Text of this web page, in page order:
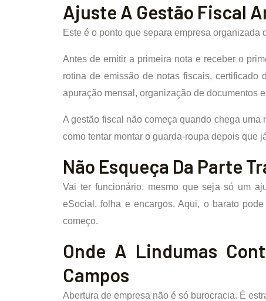
Ajuste A Gestão Fiscal
Este é o ponto que separa empresa organizada
Antes de emitir a primeira nota e receber o
rotina de emissão de notas fiscais, certificado
apuração mensal, organização de documentos
A gestão fiscal não começa quando chega
como tentar montar o guarda-roupa depois que
Não Esqueça Da Parte
Vai ter funcionário, mesmo que seja só um
eSocial, folha e encargos. Aqui, o barato
começo.
Onde A Lindumas
Campos
Abertura de empresa não é só burocracia. É